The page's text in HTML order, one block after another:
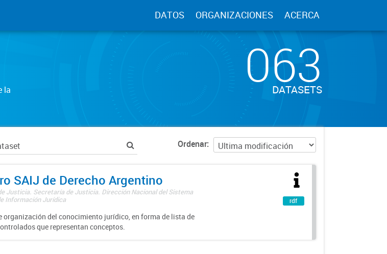
DATOS ORGANIZACIONES ACERCA
la
063
DATASETS
Ordenar
SAIJ de Derecho Argentino
Justicia. Secretaría de Justicia. Dirección Nacional del Sistema
Información Jurídica
organización del conocimiento jurídico, en forma de lista de
que representan conceptos.
rdf